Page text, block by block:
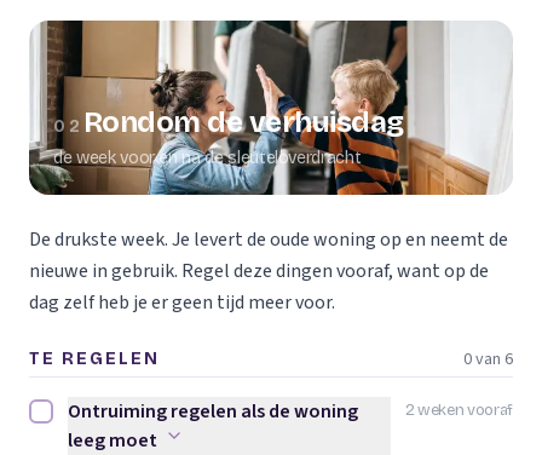
02 Rondom de verhuisdag
de week voor en na de sleuteloverdracht
De drukste week. Je levert de oude woning op en neemt de
nieuwe in gebruik. Regel deze dingen vooraf, want op de
dag zelf heb je er geen tijd meer voor.
TE REGELEN 0 van 6
2 weken vooraf
Ontruiming regelen als de woning leeg moet afvinken
Ontruiming regelen als de woning
leeg moet